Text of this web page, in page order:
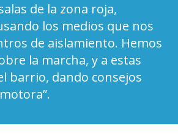
de la zona roja,
los medios que nos
de aislamiento. Hemos
la marcha, y a estas
barrio, dando consejos